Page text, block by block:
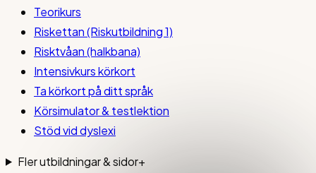
Teorikurs
Riskettan (Riskutbildning 1)
Risktvåan (halkbana)
Intensivkurs körkort
Ta körkort på ditt språk
Körsimulator & testlektion
Stöd vid dyslexi
Fler utbildningar & sidor+